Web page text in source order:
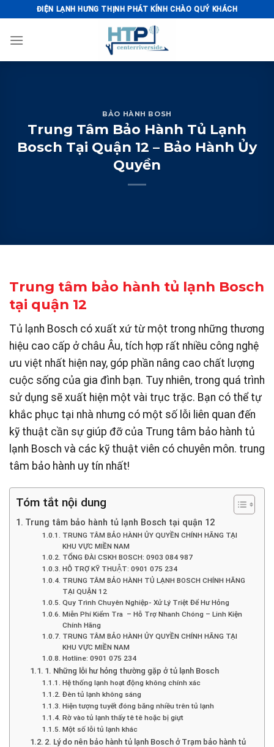
to
content
ĐIỆN LẠNH HƯNG THỊNH PHÁT KÍNH CHÀO QUÝ KHÁCH
BẢO HÀNH BOSH
Trung Tâm Bảo Hành Tủ Lạnh
Bosch Tại Quận 12 – Bảo Hành Ủy
Quyền
Trung tâm bảo hành tủ lạnh Bosch
tại quận 12
Tủ lạnh Bosch có xuất xứ từ một trong những thương
hiệu cao cấp ở châu Âu, tích hợp rất nhiều công nghệ
ưu việt nhất hiện nay, góp phần nâng cao chất lượng
cuộc sống của gia đình bạn. Tuy nhiên, trong quá trình
sử dụng sẽ xuất hiện một vài trục trặc. Bạn có thể tự
khắc phục tại nhà nhưng có một số lỗi liên quan đến
kỹ thuật cần sự giúp đỡ của Trung tâm bảo hành tủ
lạnh Bosch và các kỹ thuật viên có chuyên môn. trung
tâm bảo hành uy tín nhất!
Tóm tắt nội dung
Trung tâm bảo hành tủ lạnh Bosch tại quận 12
TRUNG TÂM BẢO HÀNH ỦY QUYỀN CHÍNH HÃNG TẠI
KHU VỰC MIỀN NAM
TỔNG ĐÀI CSKH BOSCH: 0903 084 987
HỖ TRỢ KỸ THUẬT: 0901 075 234
TRUNG TÂM BẢO HÀNH TỦ LẠNH BOSCH CHÍNH HÃNG
TẠI QUẬN 12
Quy Trình Chuyên Nghiệp- Xử Lý Triệt Để Hư Hỏng
Miễn Phí Kiểm Tra – Hỗ Trợ Nhanh Chóng – Linh Kiện
Chính Hãng
TRUNG TÂM BẢO HÀNH ỦY QUYỀN CHÍNH HÃNG TẠI
KHU VỰC MIỀN NAM
Hotline: 0901 075 234
1. Những lỗi hư hỏng thường gặp ở tủ lạnh Bosch
Hệ thống lạnh hoạt động không chính xác
Đèn tủ lạnh không sáng
Hiện tượng tuyết đóng băng nhiều trên tủ lạnh
Rờ vào tủ lạnh thấy tê tê hoặc bị giựt
Một số lỗi tủ lạnh khác
2. Lý do nên bảo hành tủ lạnh Bosch ở Trạm bảo hành tủ